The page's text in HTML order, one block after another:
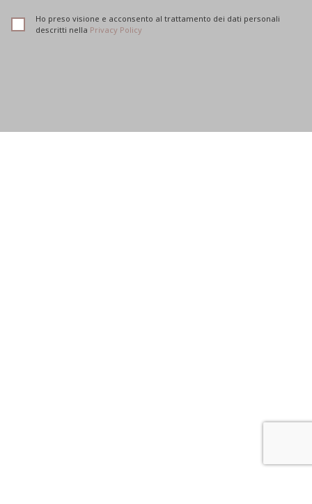
Ho preso visione e acconsento al trattamento dei dati personali
descritti nella Privacy Policy